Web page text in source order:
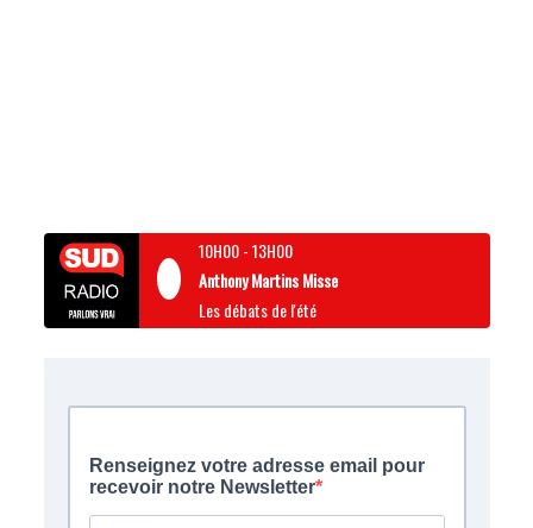
10H00-13H00
Anthony Martins Misse
Les débats de l'été